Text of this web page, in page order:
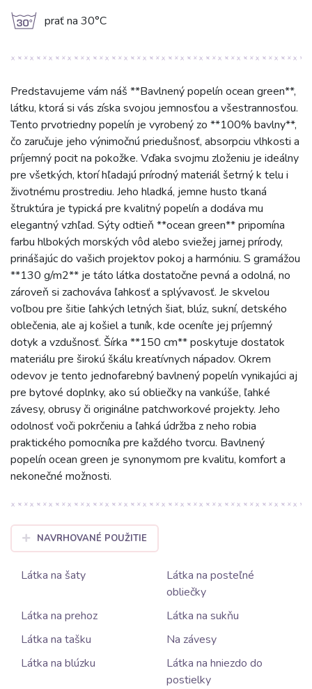
g prať na 30°C
Predstavujeme vám náš **Bavlnený popelín ocean green**,
látku, ktorá si vás získa svojou jemnosťou a všestrannosťou.
Tento prvotriedny popelín je vyrobený zo **100% bavlny**,
čo zaručuje jeho výnimočnú priedušnosť, absorpciu vlhkosti a
príjemný pocit na pokožke. Vďaka svojmu zloženiu je ideálny
pre všetkých, ktorí hľadajú prírodný materiál šetrný k telu i
životnému prostrediu. Jeho hladká, jemne husto tkaná
štruktúra je typická pre kvalitný popelín a dodáva mu
elegantný vzhľad. Sýty odtieň **ocean green** pripomína
farbu hlbokých morských vôd alebo sviežej jarnej prírody,
prinášajúc do vašich projektov pokoj a harmóniu. S gramážou
**130 g/m2** je táto látka dostatočne pevná a odolná, no
zároveň si zachováva ľahkosť a splývavosť. Je skvelou
voľbou pre šitie ľahkých letných šiat, blúz, sukní, detského
oblečenia, ale aj košiel a tuník, kde oceníte jej príjemný
dotyk a vzdušnosť. Šírka **150 cm** poskytuje dostatok
materiálu pre širokú škálu kreatívnych nápadov. Okrem
odevov je tento jednofarebný bavlnený popelín vynikajúci aj
pre bytové doplnky, ako sú obliečky na vankúše, ľahké
závesy, obrusy či originálne patchworkové projekty. Jeho
odolnosť voči pokrčeniu a ľahká údržba z neho robia
praktického pomocníka pre každého tvorcu. Bavlnený
popelín ocean green je synonymom pre kvalitu, komfort a
nekonečné možnosti.
NAVRHOVANÉ POUŽITIE
Látka na šaty
Látka na posteľné
obliečky
Látka na prehoz
Látka na sukňu
Látka na tašku
Na závesy
Látka na blúzku
Látka na hniezdo do
postielky